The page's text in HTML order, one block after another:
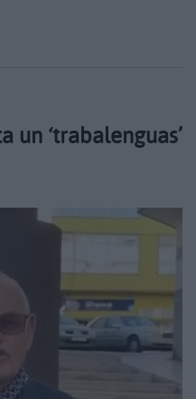
un ‘trabalenguas’